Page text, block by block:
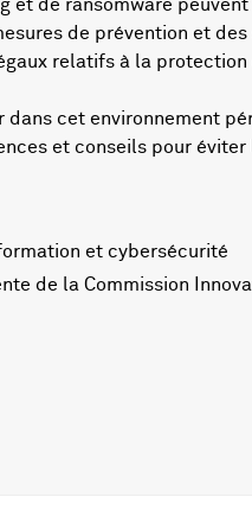
de ransomware
de prévention et
relatifs à la protection
cet environnement
et conseils pour éviter
et cybersécurité
de la Commission